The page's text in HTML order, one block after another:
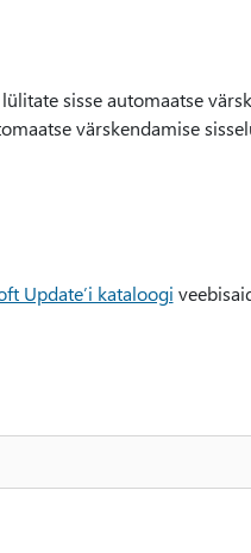
sisse automaatse
värskendamise
Update’i kataloogi